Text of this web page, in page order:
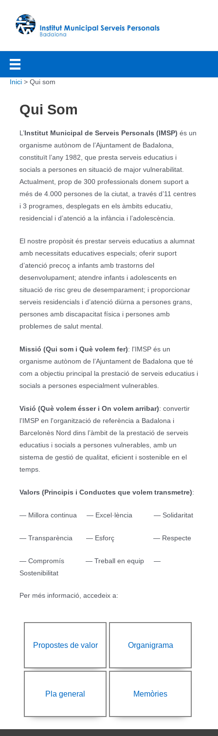
contingut
Inici Qui som
Qui Som
L’ Institut Municipal de Serveis Personals (IMSP) és un
organisme autònom de l’Ajuntament de Badalona,
constituït l’any 1982, que presta serveis educatius i
socials a persones en situació de major vulnerabilitat.
Actualment, prop de 300 professionals donem suport a
més de 4.000 persones de la ciutat, a través d’11 centres
i 3 programes, desplegats en els àmbits educatiu,
residencial i d’atenció a la infància i l’adolescència.
El nostre propòsit és prestar serveis educatius a alumnat
amb necessitats educatives especials; oferir suport
d’atenció precoç a infants amb trastorns del
desenvolupament; atendre infants i adolescents en
situació de risc greu de desemparament; i proporcionar
serveis residencials i d’atenció diürna a persones grans,
persones amb discapacitat física i persones amb
problemes de salut mental.
Missió (Qui som i Què volem fer): l'IMSP és un
organisme autònom de l’Ajuntament de Badalona que té
com a objectiu principal la prestació de serveis educatius i
socials a persones especialment vulnerables.
Visió (Què volem ésser i On volem arribar): convertir
l’IMSP en l'organització de referència a Badalona i
Barcelonès Nord dins l’àmbit de la prestació de serveis
educatius i socials a persones vulnerables, amb un
sistema de gestió de qualitat, eficient i sostenible en el
temps.
Valors (Principis i Conductes que volem transmetre):
— Millora continua — Excel·lència — Solidaritat
— Transparència — Esforç — Respecte
— Compromís — Treball en equip —
Sostenibilitat
Per més informació, accedeix a:
Propostes de valor Organigrama
Pla general Memòries